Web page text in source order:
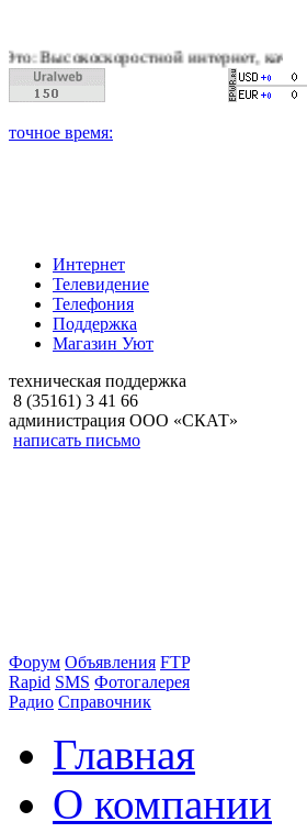
интернет, качественное
Интернет
Телевидение
Телефония
Поддержка
Магазин Уют
техническая поддержка
8 (35161) 3 41 66
администрация ООО «СКАТ»
написать письмо
Форум Объявления FTP
Rapid SMS Фотогалерея
Радио Справочник
Главная
О компании